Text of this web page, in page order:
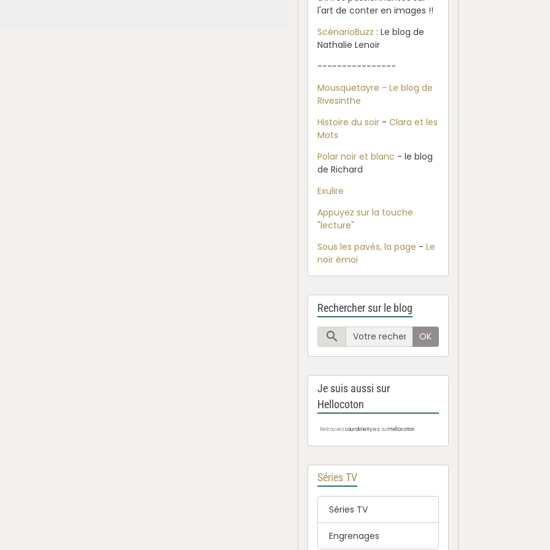
l'art de conter en images !!
ScénarioBuzz : Le blog de
Nathalie Lenoir
----------------
Mousquetayre - Le blog de
Rivesinthe
Histoire du soir -Clara et les
Mots
Polar noir et blanc - le blog
de Richard
Exulire
Appuyez sur la touche
"lecture"
Sous les pavés, la page -Le
noir émoi
Rechercher sur le blog
OK
Je suis aussi sur
Hellocoton
RetrouvezLauralineXywz surHellocoton
Séries TV
Séries TV
Engrenages